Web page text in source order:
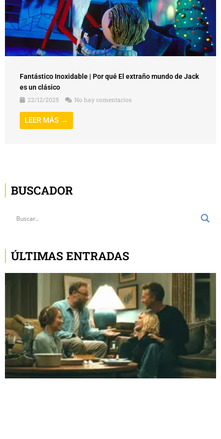
Fantástico Inoxidable | Por qué El extraño mundo de Jack
es un clásico
22/12/2025
No hay comentarios
LEER MÁS →
BUSCADOR
ÚLTIMAS ENTRADAS